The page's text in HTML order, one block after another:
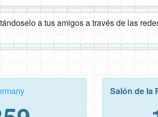
a tus amigos a través de las
Salón de la